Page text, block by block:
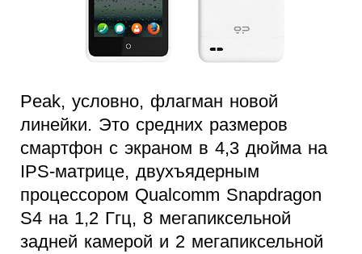
Peak, условно, флагман новой
линейки. Это средних размеров
смартфон с экраном в 4,3 дюйма на
IPS-матрице, двухъядерным
процессором Qualcomm Snapdragon
S4 на 1,2 Ггц, 8 мегапиксельной
задней камерой и 2 мегапиксельной